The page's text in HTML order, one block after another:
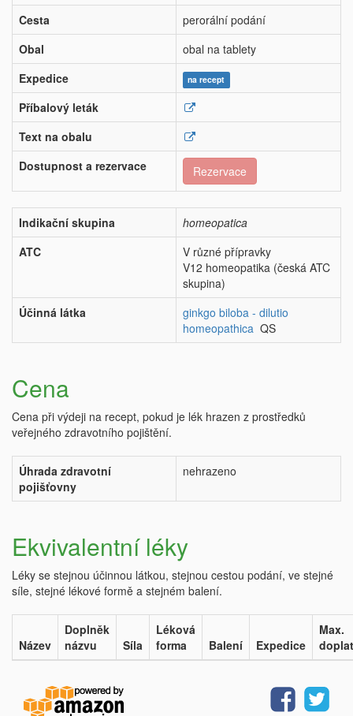
Cesta
perorální podání
Obal
obal na tablety
Expedice
na recept
Příbalový leták
Text na obalu
Dostupnost a rezervace
Rezervace
Indikační skupina
homeopatica
ATC
V různé přípravky
V12 homeopatika (česká ATC
skupina)
Účinná látka
ginkgo biloba - dilutio
homeopathica QS
Cena
Cena při výdeji na recept, pokud je lék hrazen z prostředků
veřejného zdravotního pojištění.
Úhrada zdravotní
pojišťovny
nehrazeno
Ekvivalentní léky
Léky se stejnou účinnou látkou, stejnou cestou podání, ve stejné
síle, stejné lékové formě a stejném balení.
Název
Doplněk
názvu
Síla
Léková
forma
Balení Expedice
Max.